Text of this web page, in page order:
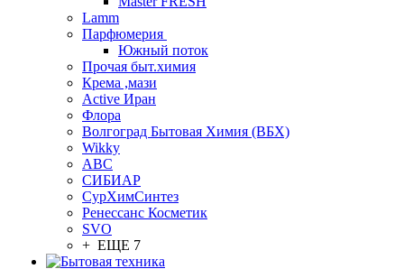
Lamm
Парфюмерия
Южный поток
Прочая быт.химия
Крема ,мази
Аctive Иран
Флора
Волгоград Бытовая Химия (ВБХ)
Wikky
АВС
СИБИАР
СурХимСинтез
Ренессанс Косметик
SVO
+ ЕЩЕ 7